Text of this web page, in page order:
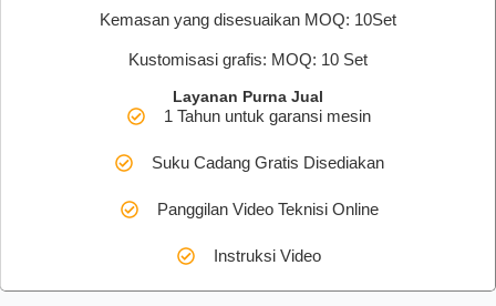
Kemasan yang disesuaikan MOQ: 10Set
Kustomisasi grafis: MOQ: 10 Set
Layanan Purna Jual
1 Tahun untuk garansi mesin
Suku Cadang Gratis Disediakan
Panggilan Video Teknisi Online
Instruksi Video